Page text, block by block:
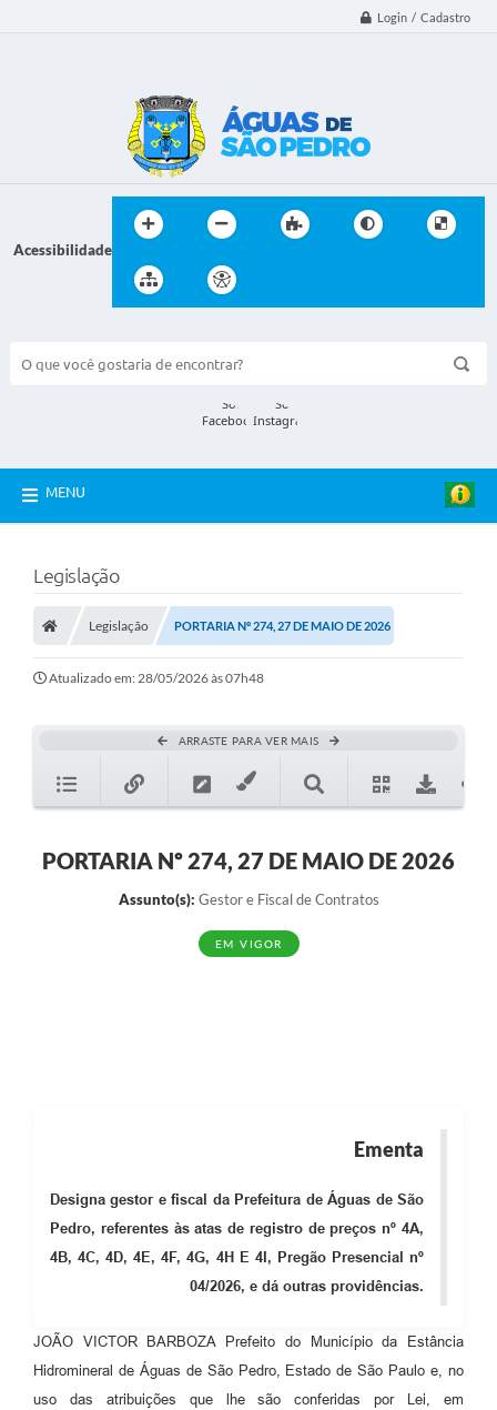
Login / Cadastro
Acessibilidade
MENU
Legislação
Legislação PORTARIA Nº 274, 27 DE MAIO DE 2026
Atualizado em: 28/05/2026 às 07h48
ARRASTE PARA VER MAIS
PORTARIA Nº 274, 27 DE MAIO DE 2026
Assunto(s): Gestor e Fiscal de Contratos
EM VIGOR
Ementa
Designa gestor e fiscal da Prefeitura de Águas de São
Pedro, referentes às atas de registro de preços nº 4A,
4B, 4C, 4D, 4E, 4F, 4G, 4H E 4I, Pregão Presencial nº
04/2026, e dá outras providências.
JOÃO VICTOR BARBOZA Prefeito do Município da Estância
Hidromineral de Águas de São Pedro, Estado de São Paulo e, no
uso das atribuições que lhe são conferidas por Lei, em